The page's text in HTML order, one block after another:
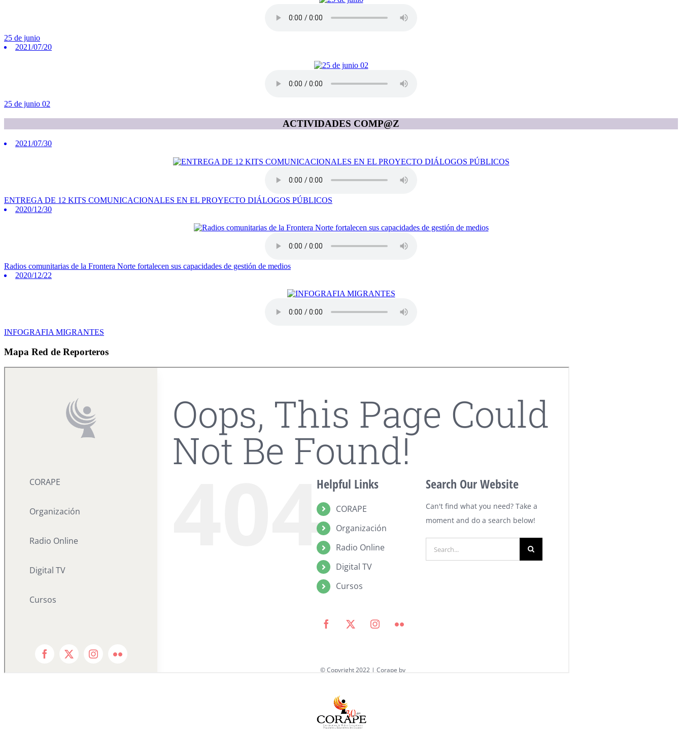
25 de junio
2021/07/20
25 de junio 02
ACTIVIDADES COMP@Z
2021/07/30
ENTREGA DE 12 KITS COMUNICACIONALES EN EL PROYECTO DIÁLOGOS PÚBLICOS
2020/12/30
Radios comunitarias de la Frontera Norte fortalecen sus capacidades de gestión de medios
2020/12/22
INFOGRAFIA MIGRANTES
Mapa Red de Reporteros